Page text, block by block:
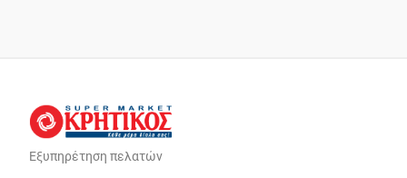
Εξυπηρέτηση πελατών